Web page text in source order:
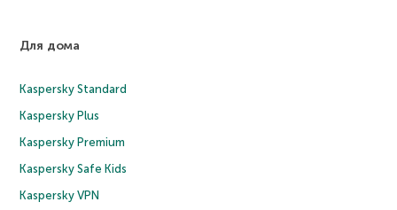
Для дома
Kaspersky Standard
Kaspersky Plus
Kaspersky Premium
Kaspersky Safe Kids
Kaspersky VPN